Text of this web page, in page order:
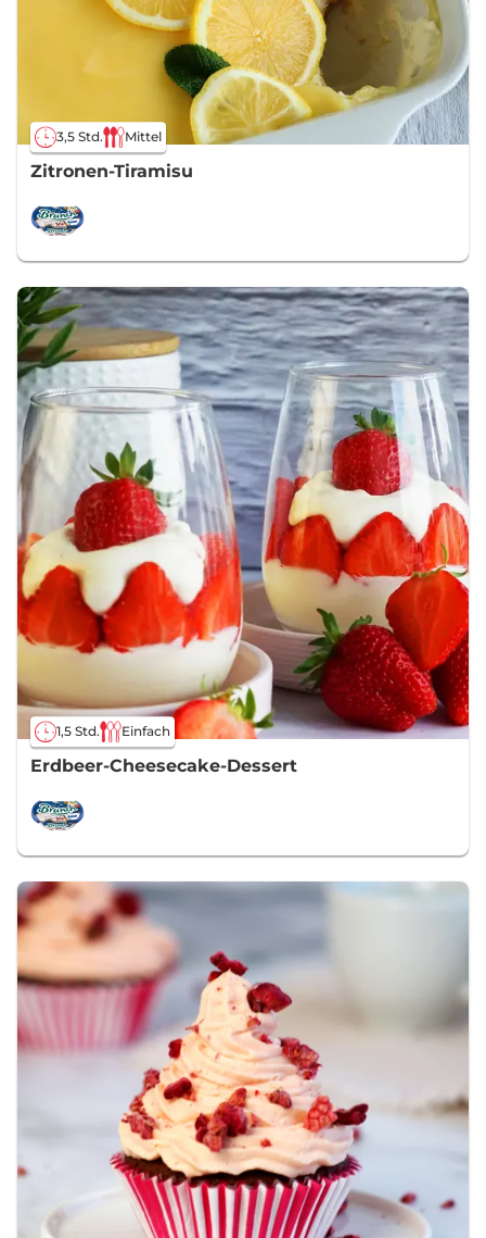
3,5 Std. Mittel
Zitronen-Tiramisu
1,5 Std. Einfach
Erdbeer-Cheesecake-Dessert